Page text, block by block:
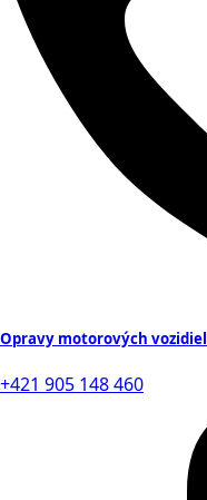
Opravy motorových vozidiel
+421 905 148 460